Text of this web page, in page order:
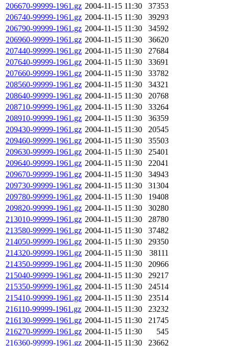
206670-99999-1961.gz 2004-11-15 11:30
37353
206740-99999-1961.gz 2004-11-15 11:30
39293
206790-99999-1961.gz 2004-11-15 11:30
34592
206960-99999-1961.gz 2004-11-15 11:30
36620
207440-99999-1961.gz 2004-11-15 11:30
27684
207640-99999-1961.gz 2004-11-15 11:30
33691
207660-99999-1961.gz 2004-11-15 11:30
33782
208560-99999-1961.gz 2004-11-15 11:30
34321
208640-99999-1961.gz 2004-11-15 11:30
20768
208710-99999-1961.gz 2004-11-15 11:30
33264
208910-99999-1961.gz 2004-11-15 11:30
36359
209430-99999-1961.gz 2004-11-15 11:30
20545
209460-99999-1961.gz 2004-11-15 11:30
35503
209630-99999-1961.gz 2004-11-15 11:30
25401
209640-99999-1961.gz 2004-11-15 11:30
22041
209670-99999-1961.gz 2004-11-15 11:30
34943
209730-99999-1961.gz 2004-11-15 11:30
31304
209780-99999-1961.gz 2004-11-15 11:30
19408
209820-99999-1961.gz 2004-11-15 11:30
30280
213010-99999-1961.gz 2004-11-15 11:30
28780
213580-99999-1961.gz 2004-11-15 11:30
37482
214050-99999-1961.gz 2004-11-15 11:30
29350
214320-99999-1961.gz 2004-11-15 11:30
38111
214350-99999-1961.gz 2004-11-15 11:30
20966
215040-99999-1961.gz 2004-11-15 11:30
29217
215350-99999-1961.gz 2004-11-15 11:30
24514
215410-99999-1961.gz 2004-11-15 11:30
23514
216110-99999-1961.gz 2004-11-15 11:30
23232
216130-99999-1961.gz 2004-11-15 11:30
21745
216270-99999-1961.gz 2004-11-15 11:30
545
216360-99999-1961.gz 2004-11-15 11:30 23662